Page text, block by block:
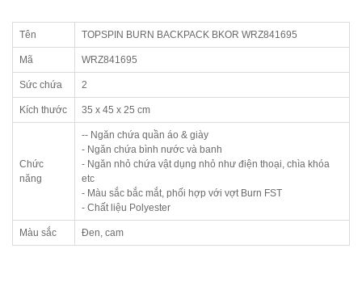
Tên TOPSPIN BURN BACKPACK BKOR WRZ841695
Mã WRZ841695
Sức chứa 2
Kích thước 35 x 45 x 25 cm
Chức
năng
-- Ngăn chứa quần áo & giày
- Ngăn chứa bình nước và banh
- Ngăn nhỏ chứa vật dụng nhỏ như điện thoại, chìa khóa
etc
- Màu sắc bắc mắt, phối hợp với vợt Burn FST
- Chất liệu Polyester
Màu sắc Đen, cam